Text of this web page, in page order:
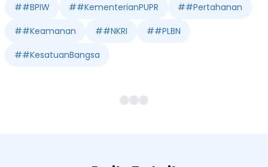
##BPIW ##KementerianPUPR ##Pertahanan
##Keamanan ##NKRI ##PLBN
##KesatuanBangsa